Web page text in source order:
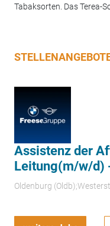
Tabaksorten. Das Terea-
Assistenz der
Leitung(m/w/d)
Oldenburg